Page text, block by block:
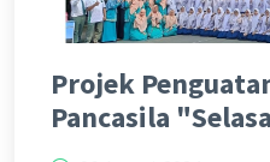
Projek
Pancasila